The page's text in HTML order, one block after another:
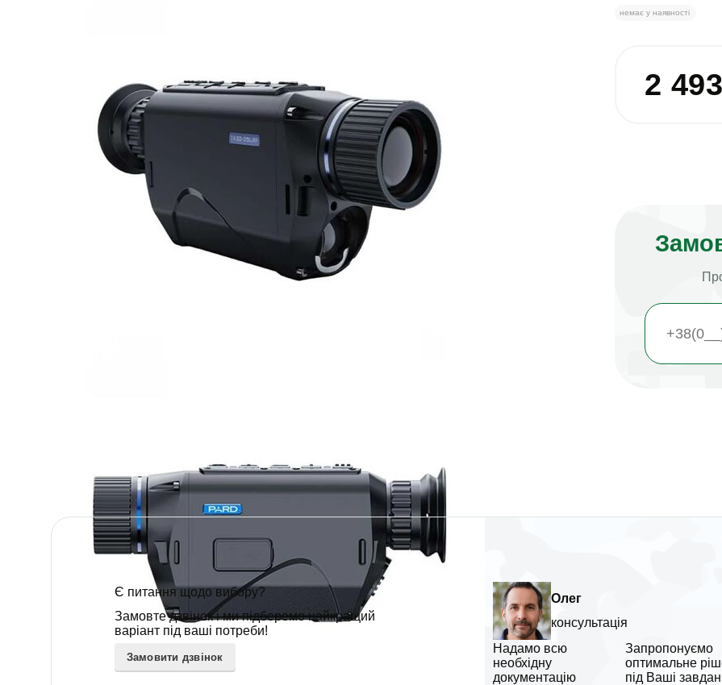
немає у наявності
2 493
Є питання щодо вибору?
Замовте дзвінок і ми підберемо найкращий
варіант під ваші потреби!
Замовити дзвінок
Олег
консультація
Надамо всю
необхідну
документацію
Запропонуємо
оптимальне
під Ваші